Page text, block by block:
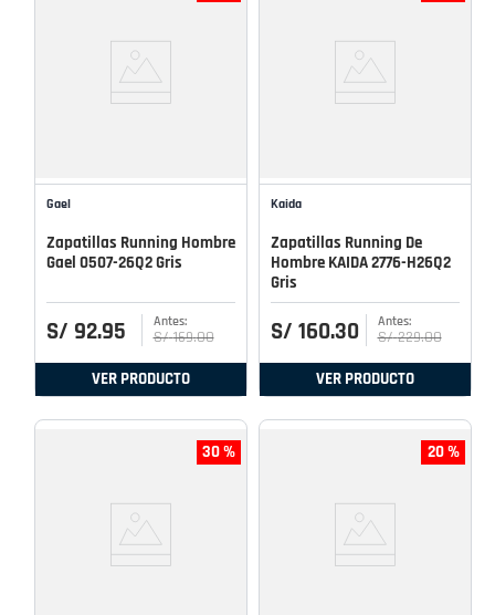
Gael
Zapatillas Running Hombre
Gael 0507-26Q2 Gris
S/ 92.95 S/ 169.00
VER PRODUCTO
Kaida
Zapatillas Running De
Hombre KAIDA 2776-H26Q2
Gris
S/ 160.30 S/ 229.00
VER PRODUCTO
30 % 20 %